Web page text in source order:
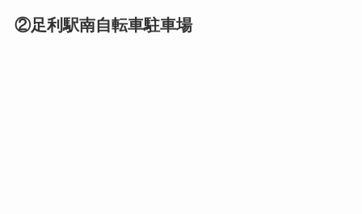
②足利駅南自転車駐車場